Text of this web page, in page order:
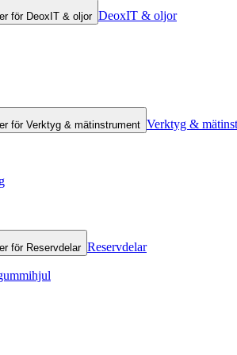
för DeoxIT & oljor DeoxIT & oljor
för Verktyg & mätinstrument Verktyg &
för Reservdelar Reservdelar